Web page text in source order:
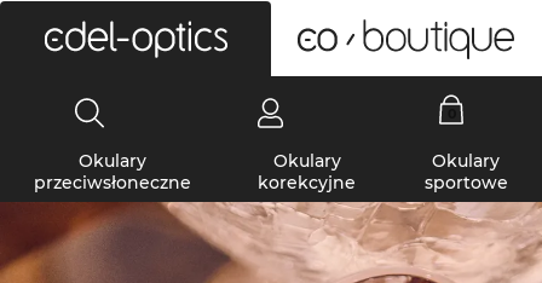
Okulary
przeciwsłoneczne
Okulary
korekcyjne
Okulary
sportowe